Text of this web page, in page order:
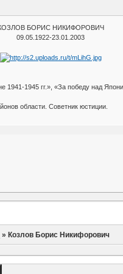
БОРИС НИКИФОРОВИЧ
09.05.1922-23.01.2003
1941-1945 гг.», «За победу над
области. Советник юстиции.
» Козлов Борис Никифорович